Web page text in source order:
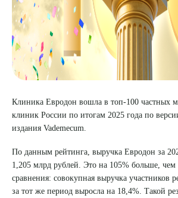
Клиника Евродон вошла в топ-100 частных
клиник России по итогам 2025 года по
издания Vademecum.
По данным рейтинга, выручка Евродон за
1,205 млрд рублей. Это на 105% больше, чем
сравнения: совокупная выручка участников
за тот же период выросла на 18,4%. Такой